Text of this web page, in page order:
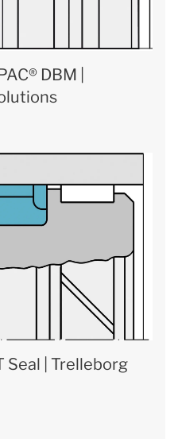
DBM |
Seal | Trelleborg